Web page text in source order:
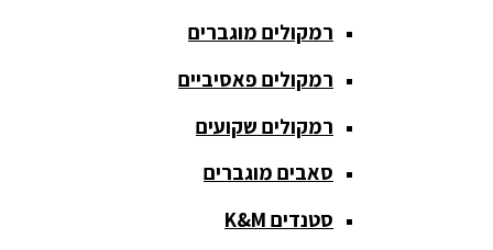
מיקסר
מוגברים
מיקרופון
רמקולים מוגברים
רמקולים פאסיביים
רמקולים שקועים
סאבים מוגברים
סטנדים K&M